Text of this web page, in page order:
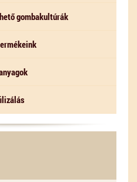
gombakultúrák